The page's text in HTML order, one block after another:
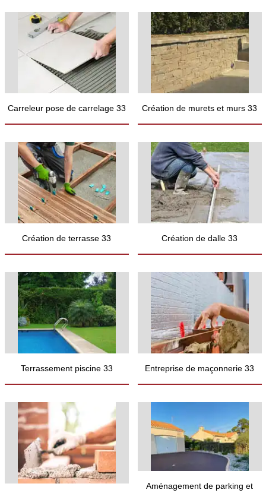
Carreleur pose de carrelage 33 Création de murets et murs 33
Création de terrasse 33 Création de dalle 33
Terrassement piscine 33 Entreprise de maçonnerie 33
Aménagement de parking et